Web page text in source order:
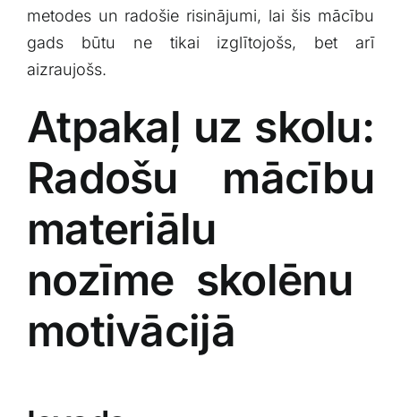
metodes ⁣un radošie risinājumi,⁣ lai šis mācību⁢
gads būtu ne ​tikai ⁤izglītojošs, bet ‌arī
aizraujošs.
Atpakaļ uz skolu:​
Radošu mācību
‍materiālu
nozīme skolēnu ​
motivācijā